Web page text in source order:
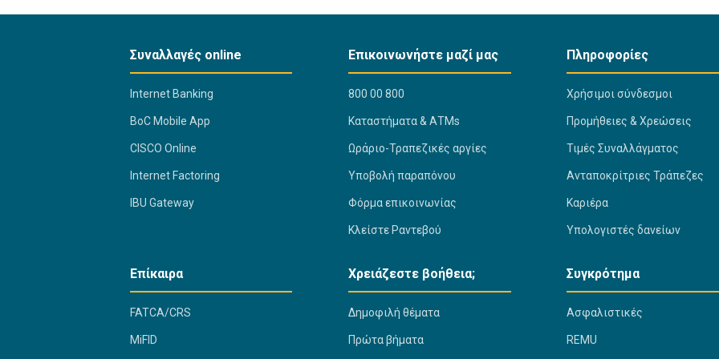
Συναλλαγές online
Internet Banking
BoC Mobile App
CISCO Online
Internet Factoring
IBU Gateway
Επικοινωνήστε μαζί μας
800 00 800
Kαταστήματα & ΑΤΜs
Ωράριο-Τραπεζικές αργίες
Υποβολή παραπόνου
Φόρμα επικοινωνίας
Κλείστε Ραντεβού
Πληροφορίες
Χρήσιμοι σύνδεσμοι
Προμήθειες & Χρεώσεις
Τιμές Συναλλάγματος
Ανταποκρίτριες Τράπεζες
Καριέρα
Υπολογιστές δανείων
Επίκαιρα
FATCA/CRS
MiFID
Χρειάζεστε βοήθεια;
Δημοφιλή θέματα
Πρώτα βήματα
Συγκρότημα
Ασφαλιστικές
REMU